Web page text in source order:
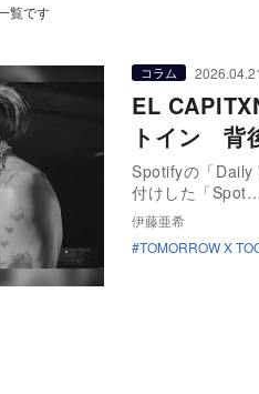
覧です
コラム
EL
トイン 背
Spotifyの「Daily
付けした「
伊藤亜希
TOMORROW X